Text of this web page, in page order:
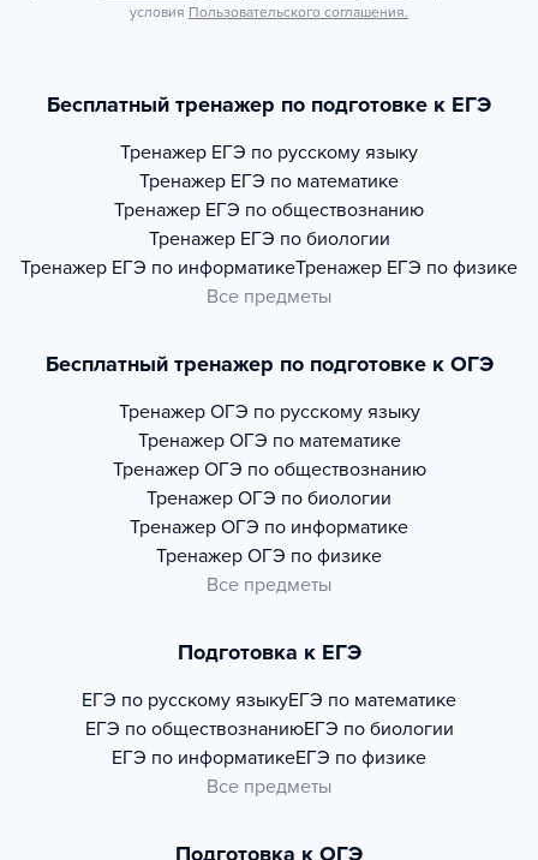
условия Пользовательского соглашения.
Бесплатный тренажер по подготовке к ЕГЭ
Тренажер ЕГЭ по русскому языку
Тренажер ЕГЭ по математике
Тренажер ЕГЭ по обществознанию
Тренажер ЕГЭ по биологии
Тренажер ЕГЭ по информатикеТренажер ЕГЭ по физике
Все предметы
Бесплатный тренажер по подготовке к ОГЭ
Тренажер ОГЭ по русскому языку
Тренажер ОГЭ по математике
Тренажер ОГЭ по обществознанию
Тренажер ОГЭ по биологии
Тренажер ОГЭ по информатике
Тренажер ОГЭ по физике
Все предметы
Подготовка к ЕГЭ
ЕГЭ по русскому языкуЕГЭ по математике
ЕГЭ по обществознаниюЕГЭ по биологии
ЕГЭ по информатикеЕГЭ по физике
Все предметы
Подготовка к ОГЭ